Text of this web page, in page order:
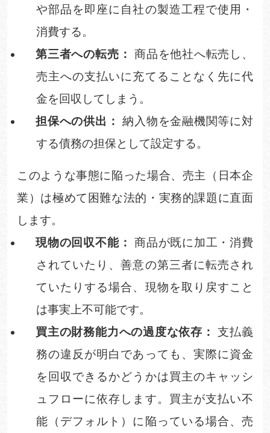
や部品を即座に自社の製造工程で使用・
消費する。
第三者への転売：
商品を他社へ転売し、
売主への支払いに充てることなく先に代
金を回収してしまう。
担保への供出：
納入物を金融機関等に対
する債務の担保として設定する。
このような事態に陥った場合、売主（日本企
業）は極めて困難な法的・実務的課題に直面
します。
現物の回収不能：
商品が既に加工・消費
されていたり、善意の第三者に転売され
ていたりする場合、現物を取り戻すこと
は事実上不可能です。
買主の財務能力への過度な依存：
支払義
務の違反が明白であっても、実際に資金
を回収できるかどうかは買主のキャッシ
ュフローに依存します。買主が支払い不
能（デフォルト）に陥っている場合、売